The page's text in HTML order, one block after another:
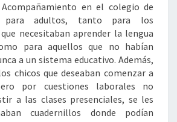
Acompañamiento en el colegio de
para adultos, tanto para los
necesitaban aprender la lengua
para aquellos que no habían
a un sistema educativo. Además,
chicos que deseaban comenzar a
por cuestiones laborales no
a las clases presenciales, se les
cuadernillos donde podían